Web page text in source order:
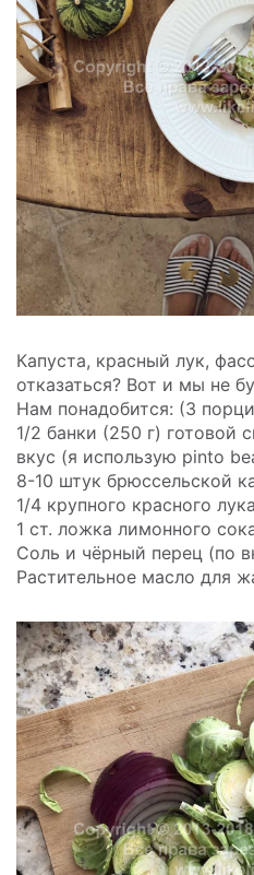
Капуста, красный лук,
отказаться? Вот и мы не
Нам понадобится: (3
1/2 банки (250 г) готовой
вкус (я использую pinto
8-10 штук брюссельской
1/4 крупного красного лука
1 ст. ложка лимонного
Соль и чёрный перец (по
Растительное масло для